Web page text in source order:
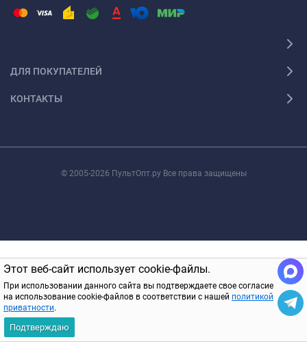
Этот веб-сайт использует cookie-файлы.
При использовании данного сайта вы подтверждаете свое согласие
на использование cookie-файлов в соответствии с нашей политикой
приватности.
Подтверждаю
ДЛЯ ПОКУПАТЕЛЕЙ
КОНТАКТЫ
© 2005-2026 ПультОпт.ру Все права защищены
Главная